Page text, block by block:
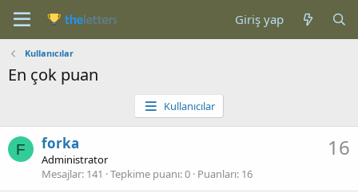
Giriş yap
Kullanıcılar
En çok puan
Kullanıcılar
F 16
forka
Administrator
Mesajlar 141 Tepkime puanı 0 Puanları 16